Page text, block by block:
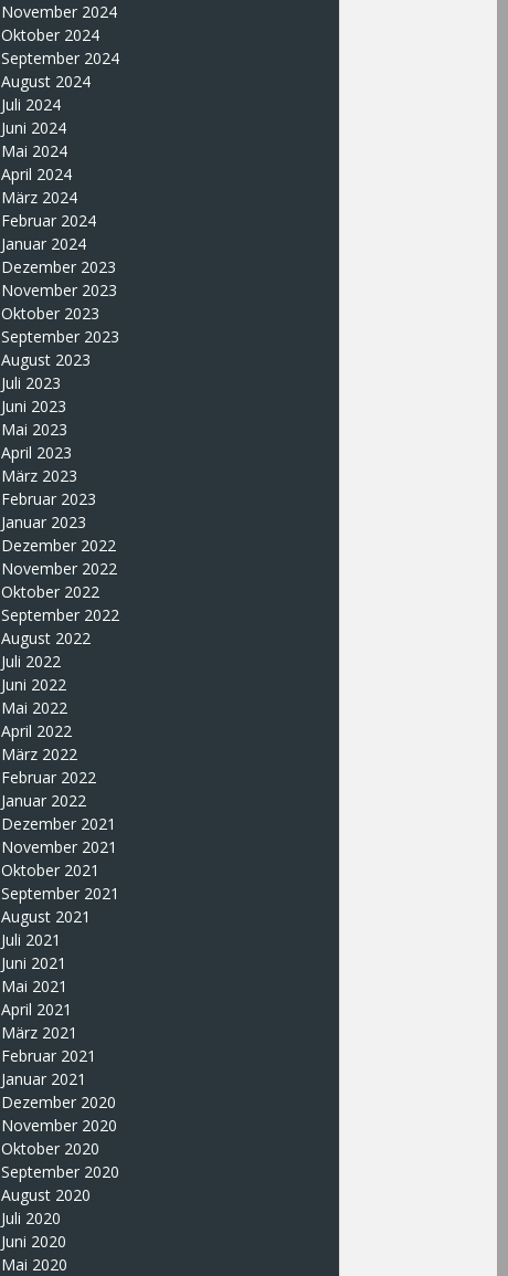
November 2024
Oktober 2024
September 2024
August 2024
Juli 2024
Juni 2024
Mai 2024
April 2024
März 2024
Februar 2024
Januar 2024
Dezember 2023
November 2023
Oktober 2023
September 2023
August 2023
Juli 2023
Juni 2023
Mai 2023
April 2023
März 2023
Februar 2023
Januar 2023
Dezember 2022
November 2022
Oktober 2022
September 2022
August 2022
Juli 2022
Juni 2022
Mai 2022
April 2022
März 2022
Februar 2022
Januar 2022
Dezember 2021
November 2021
Oktober 2021
September 2021
August 2021
Juli 2021
Juni 2021
Mai 2021
April 2021
März 2021
Februar 2021
Januar 2021
Dezember 2020
November 2020
Oktober 2020
September 2020
August 2020
Juli 2020
Juni 2020
Mai 2020